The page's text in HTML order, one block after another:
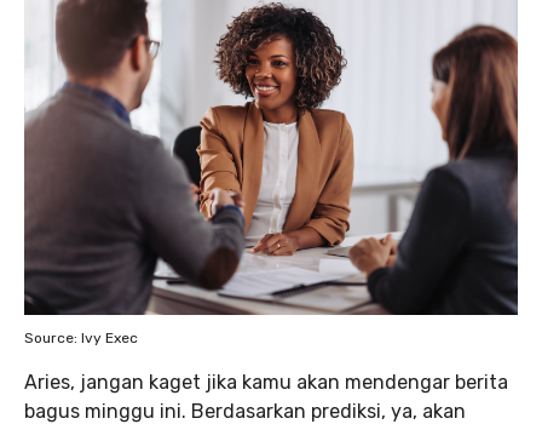
Source: Ivy Exec
Aries, jangan kaget jika kamu akan mendengar berita
bagus minggu ini. Berdasarkan prediksi, ya, akan